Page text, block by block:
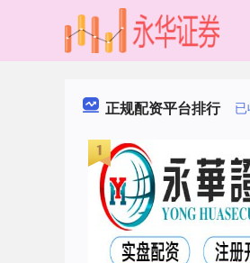
正规配资平台排行